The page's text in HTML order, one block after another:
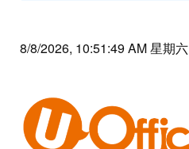
8/8/2026, 10:51:49 AM 星期六